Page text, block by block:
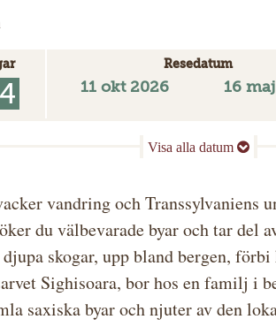
4
Resedatum
11 okt 2026 16
vandring och Transsylvaniens
du välbevarade byar och tar del
skogar, upp bland bergen,
Sighisoara, bor hos en familj i
saxiska byar och njuter av den